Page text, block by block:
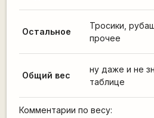
Остальное
Тросики,
прочее
Общий вес
ну даже и не
таблице
Комментарии по весу: